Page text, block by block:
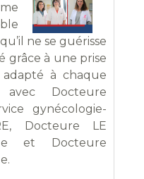
ne se guérisse
grâce à une prise
à chaque
avec Docteure
gynécologie-
Docteure LE
et Docteure